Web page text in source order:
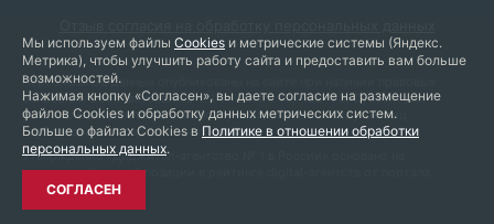
Персональные данные опубликованы на сайте при наличии правовых
оснований в соответствии с ч. 1 ст. 6 и ст. 10.1 152-ФЗ. Субъектами
установлены запреты на обработку неограниченным кругом лиц
опубликованных персональных данных.
Утверждение «Диджитал-агентство № 1 в России» основано на
занимаемой первой позиции в рейтинге digital-агентств от портала
ratingruneta.ru
Мы используем файлы Cookies и метрические системы (Яндекс.
Метрика), чтобы улучшить работу сайта и предоставить вам больше
возможностей.
Нажимая кнопку «Согласен», вы даете согласие на размещение
файлов Cookies и обработку данных метрических систем.
Больше о файлах Cookies в Политике в отношении обработки
персональных данных.
СОГЛАСЕН